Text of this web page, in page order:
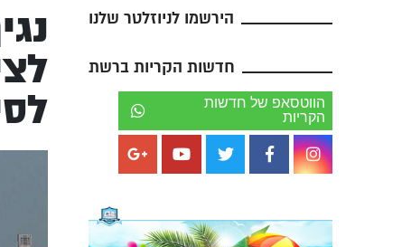
הירשמו לניוזלטר שלנו
חדשות הקריות ברשת
הווטסאפ של חדשות
הקריות